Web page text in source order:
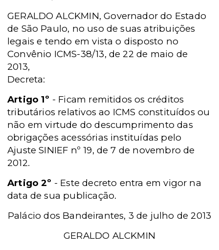
GERALDO ALCKMIN, Governador do Estado
de São Paulo, no uso de suas atribuições
legais e tendo em vista o disposto no
Convênio ICMS-38/13, de 22 de maio de
2013,
Decreta:
Artigo 1º - Ficam remitidos os créditos
tributários relativos ao ICMS constituídos ou
não em virtude do descumprimento das
obrigações acessórias instituídas pelo
Ajuste SINIEF nº 19, de 7 de novembro de
2012.
Artigo 2º - Este decreto entra em vigor na
data de sua publicação.
Palácio dos Bandeirantes, 3 de julho de 2013
GERALDO ALCKMIN